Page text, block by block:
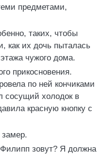
предметами,
таких, чтобы
как их дочь пыталась
чужого дома.
прикосновения.
по ней кончиками
сосущий холодок в
красную кнопку с
зовут? Я должна